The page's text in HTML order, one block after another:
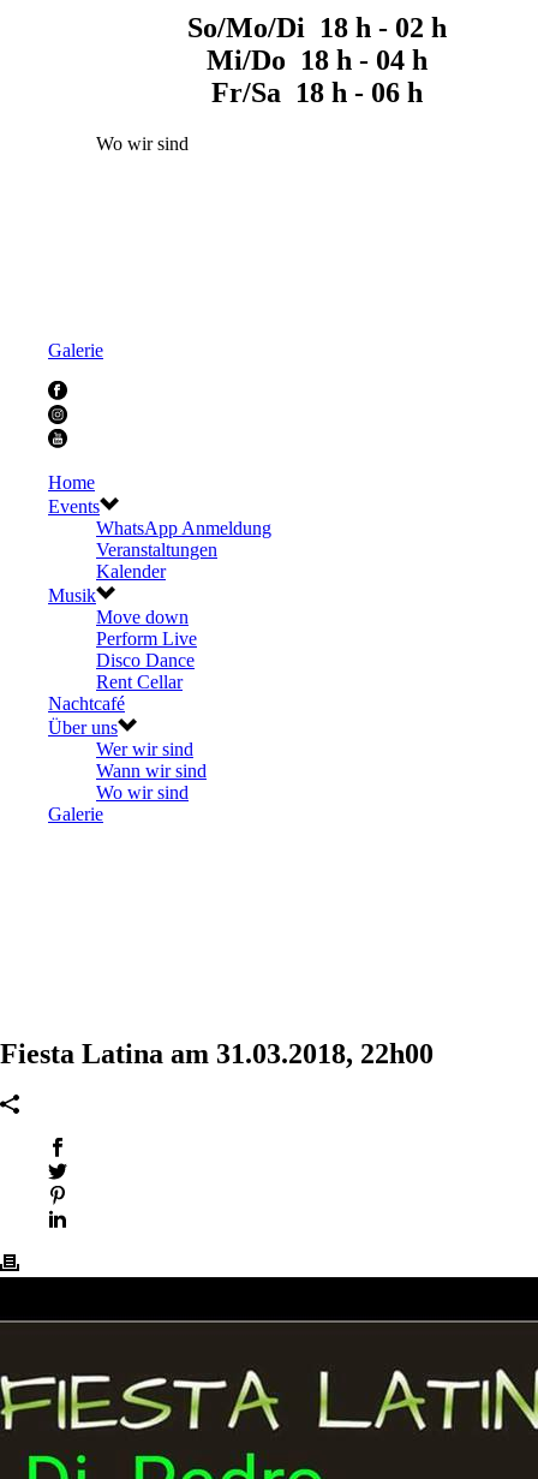
So/Mo/Di 18 h - 02 h
Mi/Do 18 h - 04 h
Fr/Sa 18 h - 06 h
Wo wir sind
Galerie
Home
Events
WhatsApp Anmeldung
Veranstaltungen
Kalender
Musik
Move down
Perform Live
Disco Dance
Rent Cellar
Nachtcafé
Über uns
Wer wir sind
Wann wir sind
Wo wir sind
Galerie
Fiesta Latina am 31.03.2018, 22h00